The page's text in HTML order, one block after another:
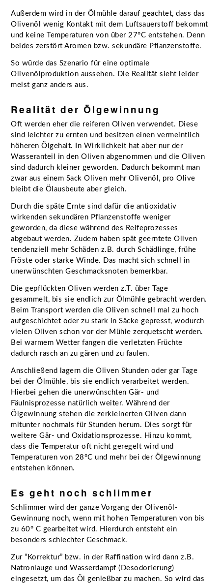
Außerdem wird in der Ölmühle darauf geachtet, dass das
Olivenöl wenig Kontakt mit dem Luftsauerstoff bekommt
und keine Temperaturen von über 27°C entstehen. Denn
beides zerstört Aromen bzw. sekundäre Pflanzenstoffe.
So würde das Szenario für eine optimale
Olivenölproduktion aussehen. Die Realität sieht leider
meist ganz anders aus.
Realität der Ölgewinnung
Oft werden eher die reiferen Oliven verwendet. Diese
sind leichter zu ernten und besitzen einen vermeintlich
höheren Ölgehalt. In Wirklichkeit hat aber nur der
Wasseranteil in den Oliven abgenommen und die Oliven
sind dadurch kleiner geworden. Dadurch bekommt man
zwar aus einem Sack Oliven mehr Olivenöl, pro Olive
bleibt die Ölausbeute aber gleich.
Durch die späte Ernte sind dafür die antioxidativ
wirkenden sekundären Pflanzenstoffe weniger
geworden, da diese während des Reifeprozesses
abgebaut werden. Zudem haben spät geerntete Oliven
tendenziell mehr Schäden z.B. durch Schädlinge, frühe
Fröste oder starke Winde. Das macht sich schnell in
unerwünschten Geschmacksnoten bemerkbar.
Die gepflückten Oliven werden z.T. über Tage
gesammelt, bis sie endlich zur Ölmühle gebracht werden.
Beim Transport werden die Oliven schnell mal zu hoch
aufgeschichtet oder zu stark in Säcke gepresst, wodurch
vielen Oliven schon vor der Mühle zerquetscht werden.
Bei warmem Wetter fangen die verletzten Früchte
dadurch rasch an zu gären und zu faulen.
Anschließend lagern die Oliven Stunden oder gar Tage
bei der Ölmühle, bis sie endlich verarbeitet werden.
Hierbei gehen die unerwünschten Gär- und
Fäulnisprozesse natürlich weiter. Während der
Ölgewinnung stehen die zerkleinerten Oliven dann
mitunter nochmals für Stunden herum. Dies sorgt für
weitere Gär- und Oxidationsprozesse. Hinzu kommt,
dass die Temperatur oft nicht geregelt wird und
Temperaturen von 28°C und mehr bei der Ölgewinnung
entstehen können.
Es geht noch schlimmer
Schlimmer wird der ganze Vorgang der Olivenöl-
Gewinnung noch, wenn mit hohen Temperaturen von bis
zu 60° C gearbeitet wird. Hierdurch entsteht ein
besonders schlechter Geschmack.
Zur “Korrektur” bzw. in der Raffination wird dann z.B.
Natronlauge und Wasserdampf (Desodorierung)
eingesetzt, um das Öl genießbar zu machen. So wird das